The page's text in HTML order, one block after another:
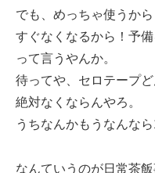
でも、めっちゃ使うから
すぐなくなるから！予備
って言うやんか。
待ってや、セロテープど
絶対なくならんやろ。
うちなんかもうなんな
なんていうのが日常茶飯